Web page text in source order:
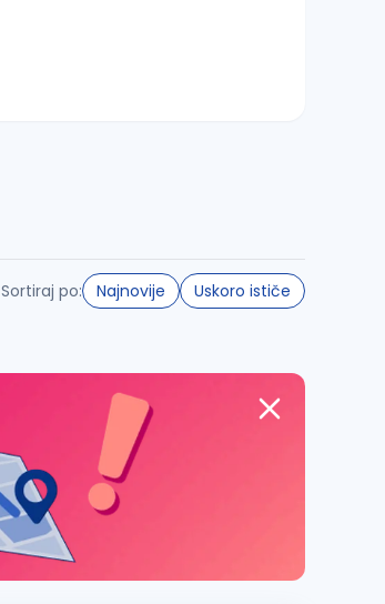
Sortiraj po: Najnovije Uskoro ističe